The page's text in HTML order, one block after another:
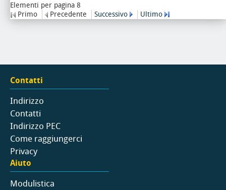
Elementi per pagina 8
Primo
Precedente Successivo Ultimo
Contatti
Indirizzo
Contatti
Indirizzo PEC
Come raggiungerci
Privacy
Aiuto
Modulistica